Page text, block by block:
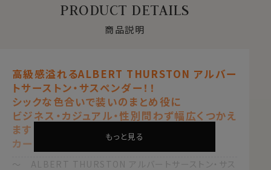
PRODUCT DETAILS
商品説明
高級感溢れるALBERT THURSTON アルバー
トサーストン・サスペンダー！！
シックな色合いで装いのまとめ役に
ビジネス・カジュアル・性別問わず幅広くつかえ
ます
カーキ 緑
～ ALBERT THURSTON アルバートサーストン・サス
もっと見る